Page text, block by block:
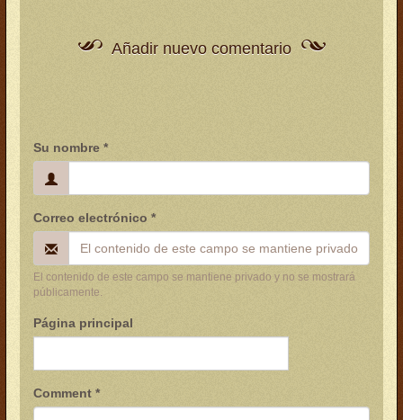
Añadir nuevo comentario
Su nombre *
Correo electrónico *
El contenido de este campo se mantiene privado y no se mostrará
públicamente.
Página principal
Comment *